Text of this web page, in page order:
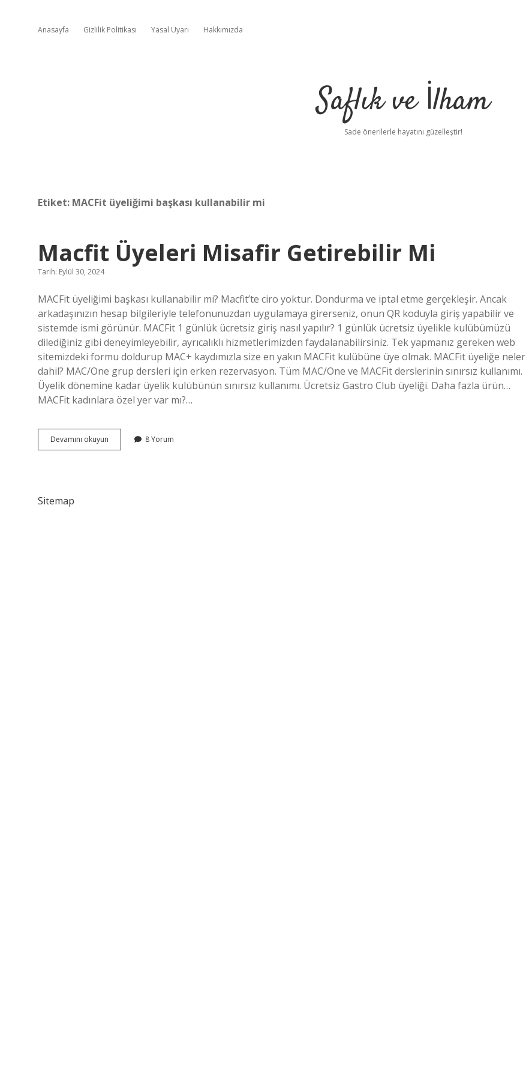
Anasayfa Gizlilik Politikası Yasal Uyarı Hakkımızda
Saflık ve İlham
Sade önerilerle hayatını güzelleştir!
Etiket: MACFit üyeliğimi başkası kullanabilir mi
Macfit Üyeleri Misafir Getirebilir Mi
Tarih: Eylül 30, 2024
MACFit üyeliğimi başkası kullanabilir mi? Macfit’te ciro yoktur. Dondurma ve iptal etme gerçekleşir. Ancak
arkadaşınızın hesap bilgileriyle telefonunuzdan uygulamaya girerseniz, onun QR koduyla giriş yapabilir ve
sistemde ismi görünür. MACFit 1 günlük ücretsiz giriş nasıl yapılır? 1 günlük ücretsiz üyelikle kulübümüzü
dilediğiniz gibi deneyimleyebilir, ayrıcalıklı hizmetlerimizden faydalanabilirsiniz. Tek yapmanız gereken web
sitemizdeki formu doldurup MAC+ kaydımızla size en yakın MACFit kulübüne üye olmak. MACFit üyeliğe neler
dahil? MAC/One grup dersleri için erken rezervasyon. Tüm MAC/One ve MACFit derslerinin sınırsız kullanımı.
Üyelik dönemine kadar üyelik kulübünün sınırsız kullanımı. Ücretsiz Gastro Club üyeliği. Daha fazla ürün…
MACFit kadınlara özel yer var mı?…
Devamını okuyun
Üyeleri
8 Yorum
Sitemap